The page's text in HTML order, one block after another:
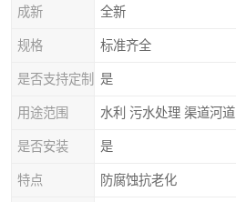
成新 全新
规格 标准齐全
是否支持定制 是
用途范围 水利 污水处理 渠道河道
是否安装 是
特点 防腐蚀抗老化